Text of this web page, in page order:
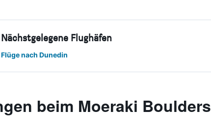
Nächstgelegene Flughäfen
Flüge nach Dunedin
beim Moeraki Boulders